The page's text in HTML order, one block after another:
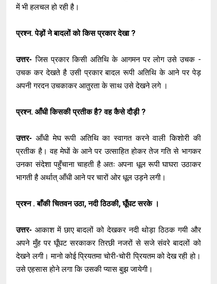
में भी हलचल हो रही है।
प्रश्न. पेड़ों ने बादलों को किस प्रकार देखा ?
उत्तर- जिस प्रकार किसी अतिथि के आगमन पर लोग उसे उचक -
उचक कर देखते है उसी प्रकार बादल रूपी अतिथि के आने पर पेड़
अपनी गरदन उचकाकर आतुरता के साथ उसे देखने लगे ।
प्रश्न. आँधी किसकी प्रतीक है? वह कैसे दौड़ी ?
उत्तर- आँधी मेघ रूपी अतिथि का स्वागत करने वाली किशोरी की
प्रतीक है। वह मेघों के आने पर उत्साहित होकर तेज गति से भागकर
उनका संदेशा पहुँचाना चाहती है अतः अपना धूल रूपी घाघरा उठाकर
भागती है अर्थात् आँधी आने पर चारों ओर धूल उड़ने लगी।
प्रश्न . बाँकी चितवन उठा, नदी ठिठकी, घूँघट सरके ।
उत्तर- आकाश में छाए बादलों को देखकर नदी थोड़ा ठिठक गयी और
अपने मुँह पर घूँघट सरकाकर तिरछी नजरों से सजे संवरे बादलों को
देखने लगी। मानो कोई प्रियतमा चोरी-चोरी प्रियतम को देख रही हो।
उसे एहसास होने लगा कि उसकी प्यास बुझ जायेगी।